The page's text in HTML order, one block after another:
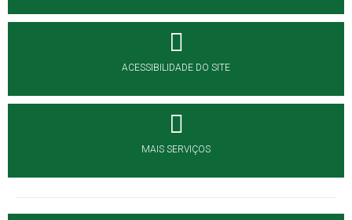
ACESSIBILIDADE DO SITE
MAIS SERVIÇOS